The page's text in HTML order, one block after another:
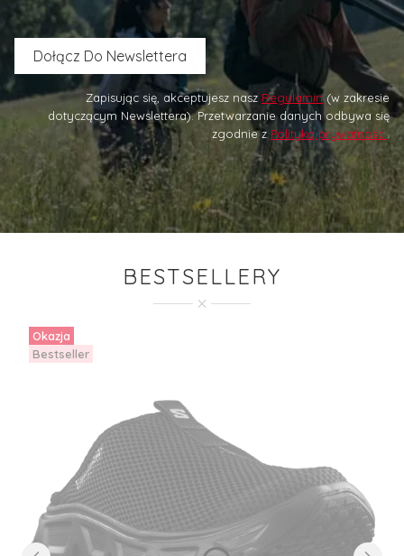
Dołącz Do Newslettera
Zapisując się, akceptujesz nasz Regulamin(w zakresie
dotyczącym Newslettera). Przetwarzanie danych odbywa się
zgodnie z Polityką prywatności.
BESTSELLERY
Okazja
Bestseller